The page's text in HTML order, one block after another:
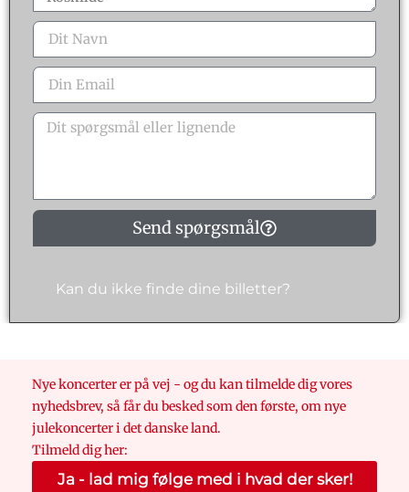
Send spørgsmål
Kan du ikke finde dine billetter?
Nye koncerter er på vej - og du kan tilmelde dig vores
nyhedsbrev, så får du besked som den første, om nye
julekoncerter i det danske land.
Tilmeld dig her:
Ja - lad mig følge med i hvad der sker!